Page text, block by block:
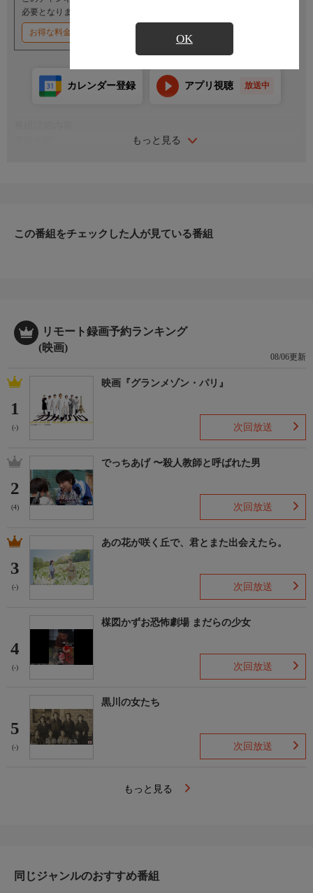
OK
必要となります。
お得な料金割引キャンペーン実施中
もっと見る
カレンダー登録 アプリ視聴 放送中
今日も大和田建設の社長秘書・圭子に近づき、社長・大谷との関
この番組をチェックした人が見ている番組
リモート録画予約ランキング
(映画)
08/06更新
1
(-)
映画『グランメゾン・パリ』
次回放送
2
(4)
でっちあげ 〜殺人教師と呼ばれた男
次回放送
3
(-)
あの花が咲く丘で、君とまた出会えたら。
次回放送
4
(-)
楳図かずお恐怖劇場 まだらの少女
次回放送
5
(-)
黒川の女たち
次回放送
もっと見る
同じジャンルのおすすめ番組